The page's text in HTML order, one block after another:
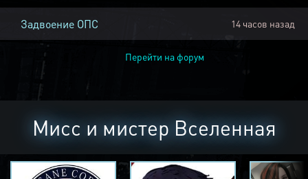
Задвоение ОПС 14 часов назад
Перейти на форум
Мисс и мистер Вселенная